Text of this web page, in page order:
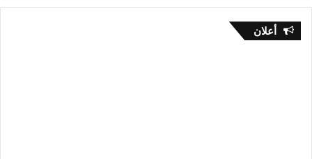
أعلان